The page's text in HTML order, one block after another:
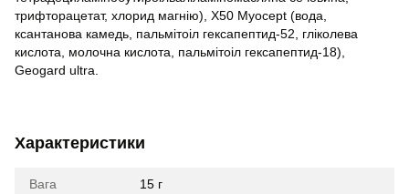
трифторацетат, хлорид магнію), X50 Myocept (вода,
ксантанова камедь, пальмітоіл гексапептид-52, гліколева
кислота, молочна кислота, пальмітоіл гексапептид-18),
Geogard ultra.
Характеристики
Вага 15 г